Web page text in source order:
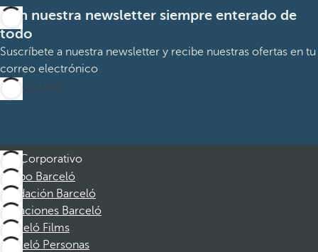
Con nuestra newsletter siempre enterado de
todo
Suscríbete a nuestra newsletter y recibe nuestras ofertas en tu
correo electrónico
Suscribirme
Corporativo
Grupo Barceló
Fundación Barceló
Vacaciones Barceló
Barceló Films
Barceló Personas